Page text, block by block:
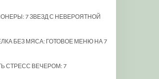
7 ЗВЕЗД С НЕВЕРОЯТНОЙ
БЕЗ МЯСА: ГОТОВОЕ МЕНЮ НА 7
СТРЕСС ВЕЧЕРОМ: 7